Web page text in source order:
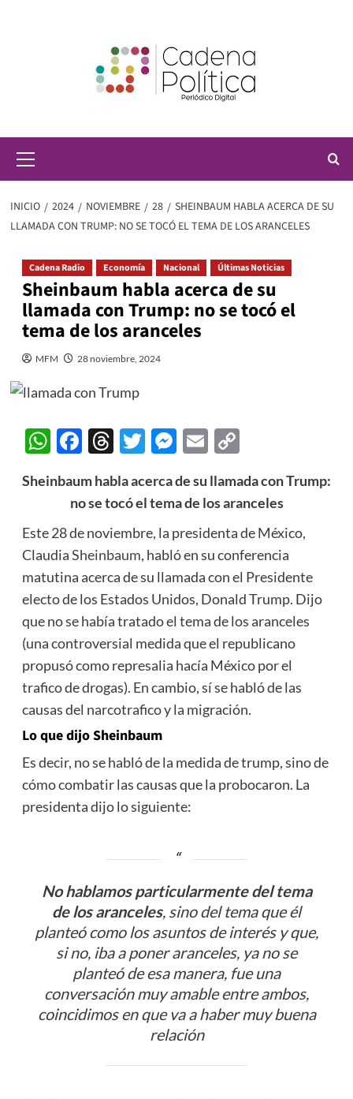
principal
INICIO 2024 NOVIEMBRE 28
SHEINBAUM HABLA ACERCA DE SU
LLAMADA CON TRUMP: NO SE TOCÓ EL TEMA DE LOS ARANCELES
Cadena Radio Economía Nacional Últimas Noticias
Sheinbaum habla acerca de su
llamada con Trump: no se tocó el
tema de los aranceles
MFM 28 noviembre, 2024
WhatsApp
Facebook
Threads
Twitter
Messenger
EmailCopy
Sheinbaum habla acerca de su llamada con Trump:
no se tocó el tema de los aranceles
Este 28 de noviembre, la presidenta de México,
ClaudiaSheinbaum, habló en su conferencia
matutina acerca de su llamada con el Presidente
electo de los Estados Unidos, Donald Trump. Dijo
que no se había tratado el tema de los aranceles
(una controversial medida que el republicano
propusó como represalia hacía México por el
trafico de drogas). En cambio, sí se habló de las
causas del narcotrafico y la migración.
Lo que dijo Sheinbaum
Es decir, no se habló de la medida de trump, sino de
cómo combatir las causas que la probocaron. La
presidenta dijo lo siguiente:
No hablamos particularmente del tema
de los aranceles, sino del tema que él
planteó como los asuntos de interés y que,
si no, iba a poner aranceles, ya no se
planteó de esa manera, fue una
conversación muy amable entre ambos,
coincidimos en que va a haber muy buena
relación